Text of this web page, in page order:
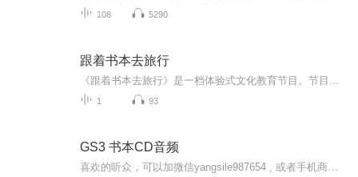
108 5290
跟着书本去旅行
1 93
GS3 书本CD音频